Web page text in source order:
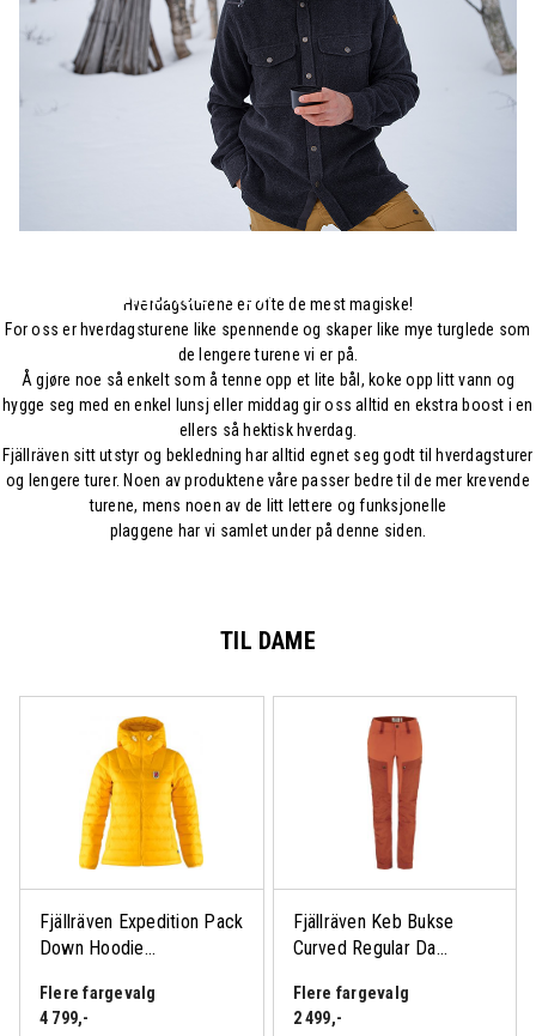
HERRESKJORTER
Hverdagsturene er ofte de mest magiske!
For oss er hverdagsturene like spennende og skaper like mye turglede som
de lengere turene vi er på.
Å gjøre noe så enkelt som å tenne opp et lite bål, koke opp litt vann og
hygge seg med en enkel lunsj eller middag gir oss alltid en ekstra boost i en
ellers så hektisk hverdag.
Fjällräven sitt utstyr og bekledning har alltid egnet seg godt til hverdagsturer
og lengere turer. Noen av produktene våre passer bedre til de mer krevende
turene, mens noen av de litt lettere og funksjonelle
plaggene har vi samlet under på denne siden.
TIL DAME
Logg inn eller bli medlem
for å se medlemspris
Fjällräven Expedition Pack
Down Hoodie...
Flere fargevalg
4 799,-
Logg inn eller bli medlem
for å se medlemspris
Fjällräven Keb Bukse
Curved Regular Da...
Flere fargevalg
2 499,-